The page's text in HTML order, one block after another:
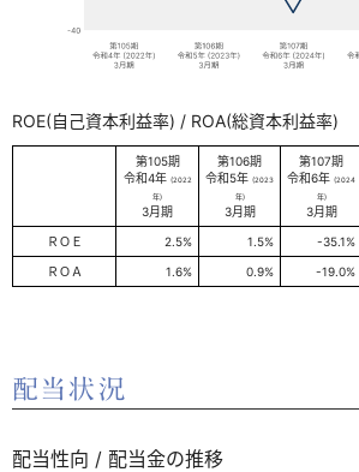
ROE(自己資本利益率) / ROA(総資本利益率)
第105期
令和4年 (2022
年)
3月期
第106期
令和5年 (2023
年)
3月期
第107期
令和6年 (2024
年)
3月期
ＲＯＥ 2.5% 1.5% -35.1%
ＲＯＡ 1.6% 0.9% -19.0%
配当状況
配当性向 / 配当金の推移